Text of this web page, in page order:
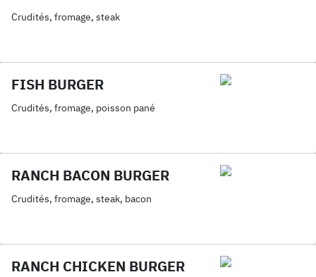
Crudités, fromage, steak
FISH BURGER
Crudités, fromage, poisson pané
RANCH BACON BURGER
Crudités, fromage, steak, bacon
RANCH CHICKEN BURGER